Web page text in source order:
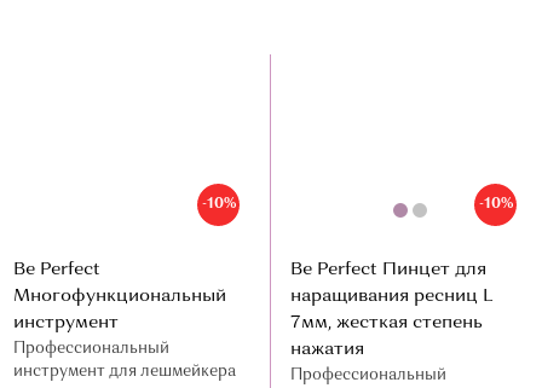
-10%
Be Perfect
Многофункциональный
инструмент
Профессиональный
инструмент для лешмейкера
-10%
Be Perfect Пинцет для
наращивания ресниц L
7мм, жесткая степень
нажатия
Профессиональный